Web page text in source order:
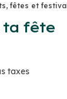
fêtes et
ta fête
taxes